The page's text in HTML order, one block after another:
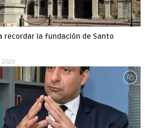
recordar la fundación de Santo
2026